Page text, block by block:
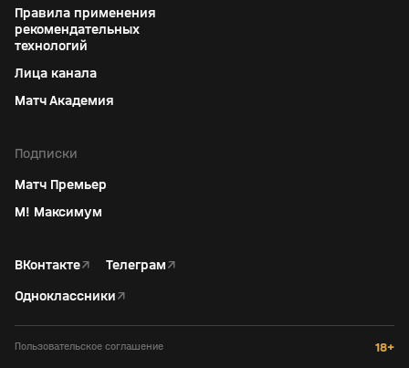
Правила применения
рекомендательных
технологий
Лица канала
Матч Академия
Подписки
Матч Премьер
М! Максимум
ВКонтакте↗ Телеграм↗
Одноклассники↗
Пользовательское соглашение 18+